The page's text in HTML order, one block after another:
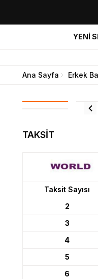
YENİ
Ana Sayfa Erkek
TAKSİT
Taksit Sayısı
2
3
4
5
6